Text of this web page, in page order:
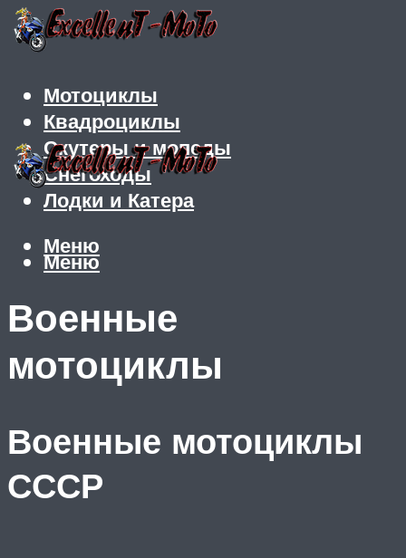
Мотоциклы
Квадроциклы
Скутеры и мопеды
Снегоходы
Лодки и Катера
Меню
Меню
Военные
мотоциклы
Военные мотоциклы
СССР